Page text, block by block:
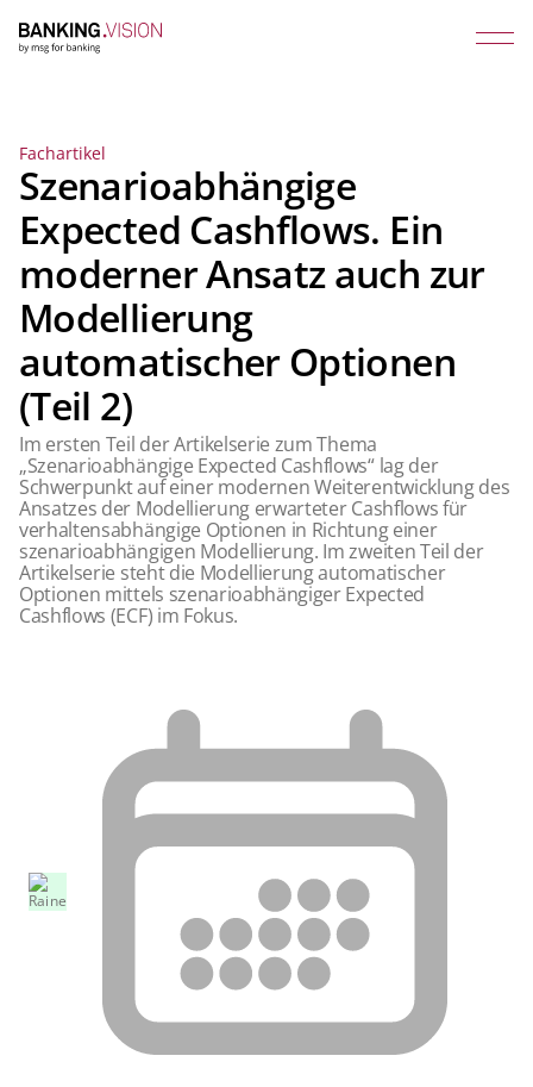
Fachartikel
Szenarioabhängige
Expected Cashflows. Ein
moderner Ansatz auch zur
Modellierung
automatischer Optionen
(Teil 2)
Im ersten Teil der Artikelserie zum Thema
„Szenarioabhängige Expected Cashflows“ lag der
Schwerpunkt auf einer modernen Weiterentwicklung des
Ansatzes der Modellierung erwarteter Cashflows für
verhaltensabhängige Optionen in Richtung einer
szenarioabhängigen Modellierung. Im zweiten Teil der
Artikelserie steht die Modellierung automatischer
Optionen mittels szenarioabhängiger Expected
Cashflows (ECF) im Fokus.